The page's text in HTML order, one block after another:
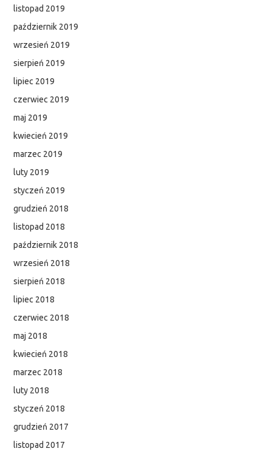
listopad 2019
październik 2019
wrzesień 2019
sierpień 2019
lipiec 2019
czerwiec 2019
maj 2019
kwiecień 2019
marzec 2019
luty 2019
styczeń 2019
grudzień 2018
listopad 2018
październik 2018
wrzesień 2018
sierpień 2018
lipiec 2018
czerwiec 2018
maj 2018
kwiecień 2018
marzec 2018
luty 2018
styczeń 2018
grudzień 2017
listopad 2017